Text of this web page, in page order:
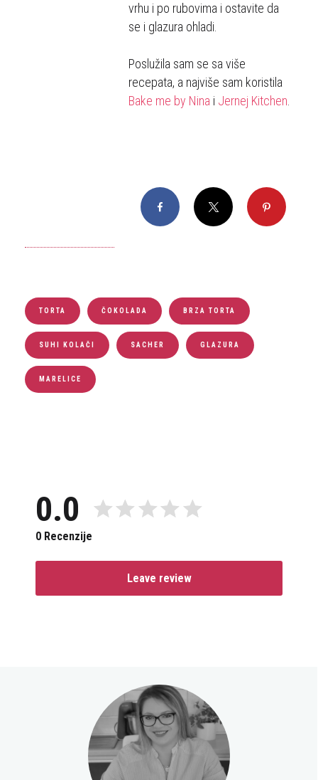
vrhu i po rubovima i ostavite da
se i glazura ohladi.
Poslužila sam se sa više
recepata, a najviše sam koristila
Bake me by Nina i Jernej Kitchen
Facebook X Pinterest
TORTA ČOKOLADA BRZA TORTA
SUHI KOLAČI SACHER GLAZURA
MARELICE
0.0
0 Recenzije
Leave review